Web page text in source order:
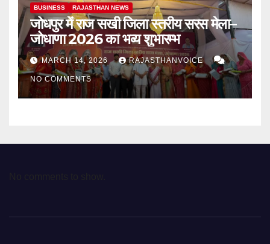
BUSINESS RAJASTHAN NEWS
जोधपुर में राज सखी जिला स्तरीय सरस मेला–
जोधाणा 2026 का भव्य शुभारम्भ
MARCH 14, 2026 RAJASTHANVOICE
NO COMMENTS